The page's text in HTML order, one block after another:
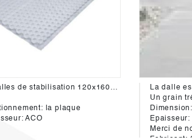
Les dalles de stabilisation 120x160cm de graviers ACO Gravel, sont constituées d’alvéoles hexagonales très rigides, de 42 mm de diamètre, avec un film géotextile imputrescible thermosoudé de 45 g/m² sur la face inférieure de chaque plaque. Cette structure en nid d’abeille permet aux graviers, d’une granulométrie de 3 à 16 mm, d’être parfaitement maintenus en place afin de ne pas s’échapper sous la plaque ou sur les côtés
la plaque
ACO
Un grain trés fin, des dimensions
Epaisseur:
Merci de nous